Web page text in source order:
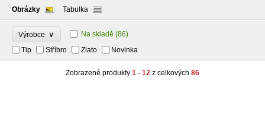
Obrázky
Tabulka
Výrobce ∨ Na skladě (86)
Tip
Stříbro Zlato Novinka
Zobrazené produkty 1 - 12 z celkových 86